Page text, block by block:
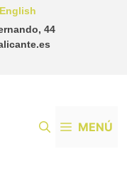
44
English
MENÚ